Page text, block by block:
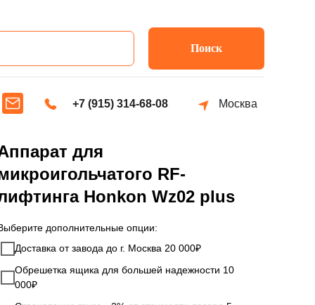
Поиск
Москва
+7 (915) 314-68-08
для
RF-
Honkon Wz02 plus
дополнительные опции:
Доставка от завода до г. Москва 20 000₽
Обрешетка ящика для большей надежности 10
000₽